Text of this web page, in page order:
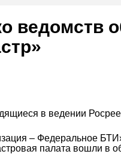
ведомств
в ведении
– Федеральное
палата вошли в